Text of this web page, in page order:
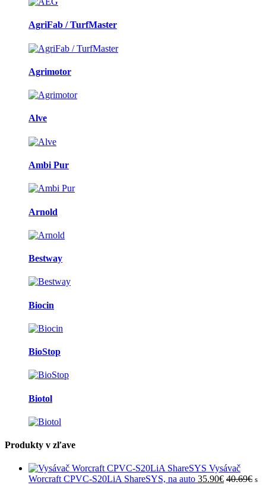
AgriFab / TurfMaster
Agrimotor
Alve
Ambi Pur
Arnold
Bestway
Biocin
BioStop
Biotol
Produkty v zľave
Vysávač
Worcraft CPVC-S20LiA ShareSYS, na auto 35.90€ 40.69€ s